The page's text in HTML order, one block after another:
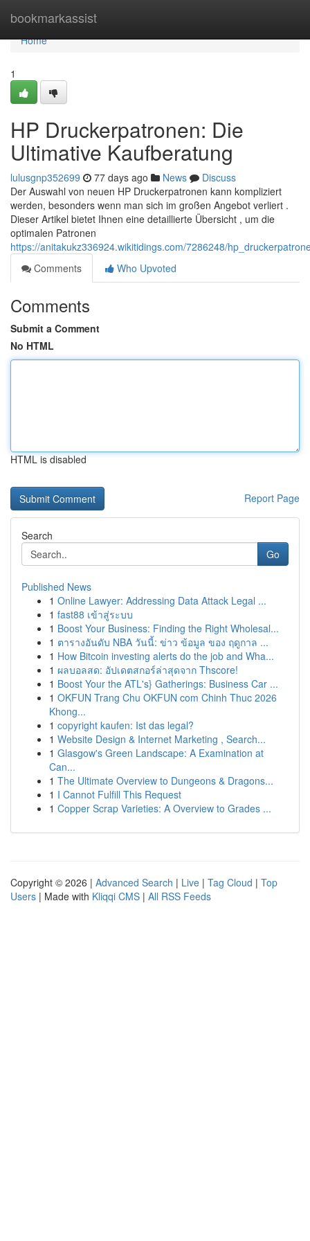
bookmarkassist
Home
Home
1
HP Druckerpatronen: Die
Ultimative Kaufberatung
lulusgnp352699 77 days ago News
Discuss
Der Auswahl von neuen HP Druckerpatronen kann kompliziert
werden, besonders wenn man sich im großen Angebot verliert .
Dieser Artikel bietet Ihnen eine detaillierte Übersicht , um die
optimalen Patronen
https://anitakukz336924.wikitidings.com/7286248/
Comments
Who Upvoted
Comments
Submit a Comment
No HTML
HTML is disabled
Report Page
Search
Go
Published News
1 Online Lawyer: Addressing Data Attack Legal ...
1 fast88 เข้าสู่ระบบ
1 Boost Your Business: Finding the Right Wholesal...
1 ตารางอันดับ NBA วันนี้: ข่าว ข้อมูล ของ ฤดูกาล ...
1 How Bitcoin investing alerts do the job and Wha...
1 ผลบอลสด: อัปเดตสกอร์ล่าสุดจาก Thscore!
1 Boost Your the ATL's} Gatherings: Business Car ...
1 OKFUN Trang Chu OKFUN com Chinh Thuc 2026
Khong...
1 copyright kaufen: Ist das legal?
1 Website Design & Internet Marketing , Search...
1 Glasgow's Green Landscape: A Examination at
Can...
1 The Ultimate Overview to Dungeons & Dragons...
1 I Cannot Fulfill This Request
1 Copper Scrap Varieties: A Overview to Grades ...
Copyright © 2026 | Advanced Search | Live | Tag Cloud | Top
Users | Made with Kliqqi CMS | All RSS Feeds